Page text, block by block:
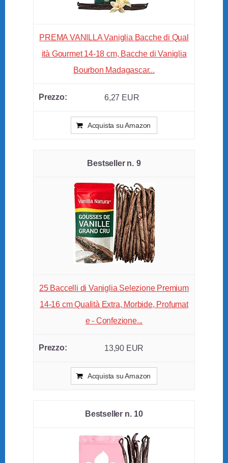
PREMA VANILLA Vaniglia Bacche di Qual
ità Gourmet 14-18 cm, Bacche di Vaniglia
Bourbon Madagascar...
6,27 EUR
Acquista su Amazon
9
25 Baccelli di Vaniglia Selezione Premium
14-16 cm Qualità Extra, Morbide, Profumat
e - Confezione...
13,90 EUR
Acquista su Amazon
10